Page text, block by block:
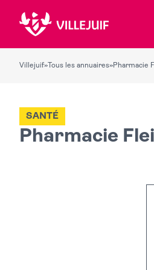
Villejuif» Tous les annuaires»Pharmacie
Pharmacie
SANTÉ